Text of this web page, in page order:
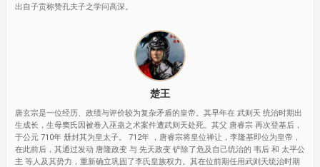
出自子贡称赞孔夫子之学问高深。
楚王
唐玄宗是一位经历、政绩与评价较为复杂矛盾的皇帝。其早年在 武则天 统治时期出
生成长，生母窦氏因被卷入巫蛊之术案件遭武则天处死。其父 唐睿宗 再次登基后，
于公元 710年 册封其为皇太子。 712年 ，唐睿宗将皇位禅让，李隆基即位为皇帝，
在此前后，其通过发动 唐隆政变 与 先天政变 铲除了危及自己统治的 韦后 和 太平公
主 等人及其势力，重新确立巩固了李氏皇族权力。其在位前期任用武则天统治时期